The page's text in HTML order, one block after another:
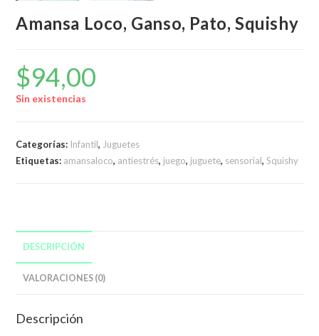
Amansa Loco, Ganso, Pato, Squishy
$94,00
Sin existencias
Categorías: Infantil, Juguetes
Etiquetas: amansaloco, antiestrés, juego, juguete, sensorial,Squishy
DESCRIPCIÓN
VALORACIONES (0)
Descripción